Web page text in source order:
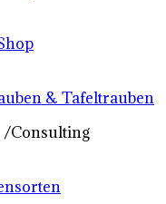
& Tafeltrauben
/Consulting